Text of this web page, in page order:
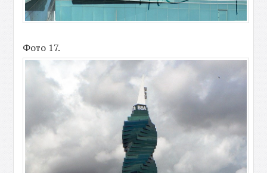
Фото 17.